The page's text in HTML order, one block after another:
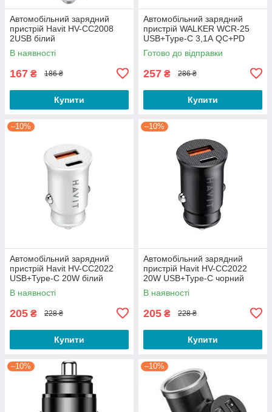
Автомобільний зарядний
пристрій Havit HV-CC2008
2USB білий
В наявності
167 ₴ 186 ₴
Купити
Автомобільний зарядний
пристрій WALKER WCR-25
USB+Type-C 3,1А QC+PD
чорний
Готово до відправки
257 ₴ 286 ₴
Купити
–10%
Автомобільний зарядний
пристрій Havit HV-CC2022
USB+Type-C 20W білий
В наявності
205 ₴ 228 ₴
Купити
–10%
Автомобільний зарядний
пристрій Havit HV-CC2022
20W USB+Type-C чорний
В наявності
205 ₴ 228 ₴
Купити
–10% –10%